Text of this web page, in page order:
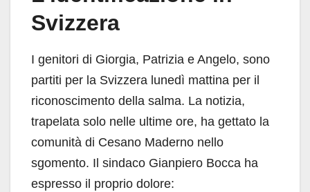
Svizzera
I genitori di Giorgia, Patrizia e Angelo, sono
partiti per la Svizzera lunedì mattina per il
riconoscimento della salma. La notizia,
trapelata solo nelle ultime ore, ha gettato la
comunità di Cesano Maderno nello
sgomento. Il sindaco Gianpiero Bocca ha
espresso il proprio dolore: